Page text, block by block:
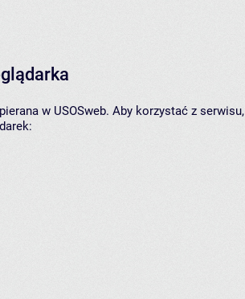
w USOSweb. Aby korzystać z